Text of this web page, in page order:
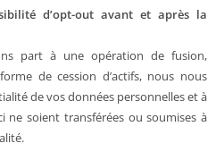
d’opt-out avant et après la
part à une opération de fusion,
de cession d’actifs, nous nous
de vos données personnelles et à
ne soient transférées ou soumises à